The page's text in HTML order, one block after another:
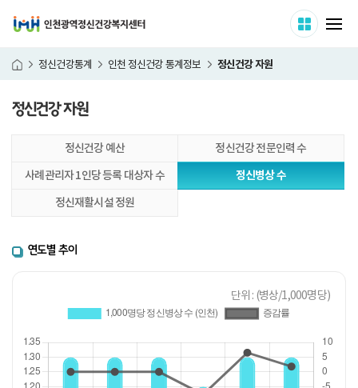
사이트
홈 정신건강통계 인천 정신건강 통계정보 정신건강 자원
정신건강 자원
정신건강 예산
정신건강 전문인력 수
사례관리자 1인당 등록 대상자 수
정신병상 수
정신재활시설 정원
연도별 추이
단위 : (병상/1,000명당)